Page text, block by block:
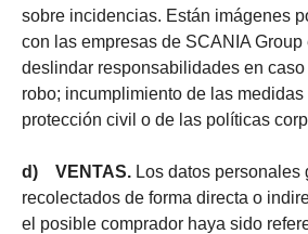
sobre incidencias. Están imágenes
con las empresas de SCANIA Group
deslindar responsabilidades en
robo; incumplimiento de las
protección civil o de las políticas
d) VENTAS. Los datos personales
recolectados de forma directa o
el posible comprador haya sido